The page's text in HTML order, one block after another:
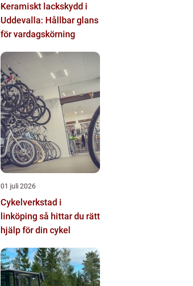
Keramiskt lackskydd i
Uddevalla: Hållbar glans
för vardagskörning
01 juli 2026
Cykelverkstad i
linköping så hittar du rätt
hjälp för din cykel